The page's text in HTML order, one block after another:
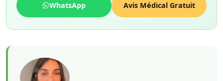
WhatsApp Avis Médical Gratuit